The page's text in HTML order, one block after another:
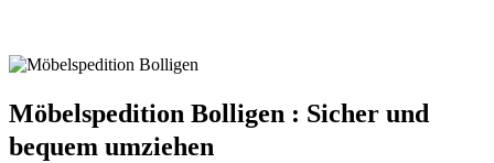
Möbelspedition Bolligen : Sicher und
bequem umziehen